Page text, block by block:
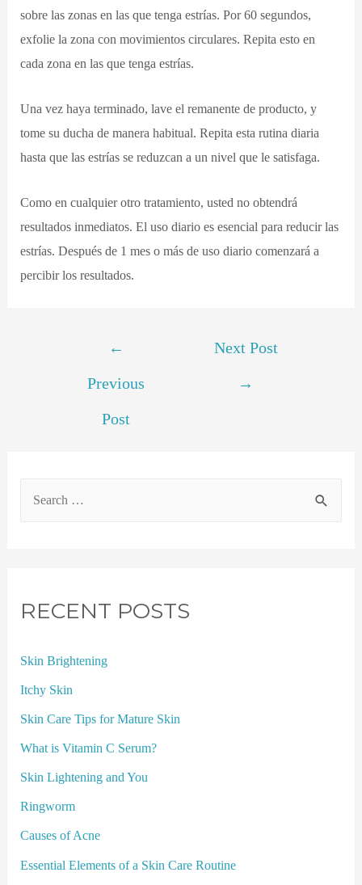
RECENT POSTS
Skin Brightening
Itchy Skin
Skin Care Tips for Mature Skin
What is Vitamin C Serum?
Skin Lightening and You
Ringworm
Causes of Acne
Essential Elements of a Skin Care Routine
sobre las zonas en las que tenga estrías. Por 60 segundos,
exfolie la zona con movimientos circulares. Repita esto en
cada zona en las que tenga estrías.
Una vez haya terminado, lave el remanente de producto, y
tome su ducha de manera habitual. Repita esta rutina diaria
hasta que las estrías se reduzcan a un nivel que le satisfaga.
Como en cualquier otro tratamiento, usted no obtendrá
resultados inmediatos. El uso diario es esencial para reducir las
estrías. Después de 1 mes o más de uso diario comenzará a
percibir los resultados.
←
Previous
Post
Next Post
→